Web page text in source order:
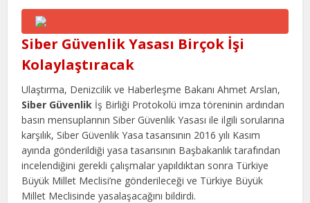
Siber Güvenlik Yasası Birçok İşi
Kolaylaştıracak
Ulaştırma, Denizcilik ve Haberleşme Bakanı Ahmet Arslan,
Siber Güvenlik İş Birliği Protokolü imza töreninin ardından
basın mensuplarının Siber Güvenlik Yasası ile ilgili sorularına
karşılık, Siber Güvenlik Yasa tasarısının 2016 yılı Kasım
ayında gönderildiği yasa tasarısının Başbakanlık tarafından
incelendiğini gerekli çalışmalar yapıldıktan sonra Türkiye
Büyük Millet Meclisi’ne gönderileceği ve Türkiye Büyük
Millet Meclisinde yasalaşacağını bildirdi.